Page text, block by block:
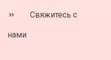
Свяжитесь с
нами